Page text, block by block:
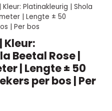
Platinakleurig | Shola
| Lengte ± 50
| Per bos
Kleur:
Beetal Rose |
| Lengte ± 50
per bos | Per